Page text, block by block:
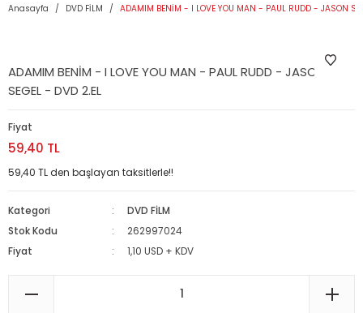
Anasayfa DVD FİLM ADAMIM BENİM - I LOVE YOU MAN - PAUL RUDD - JASON
ADAMIM BENİM - I LOVE YOU MAN - PAUL RUDD - JASON
SEGEL - DVD 2.EL
Fiyat
59,40 TL
59,40 TL den başlayan taksitlerle!!
Kategori
DVD FİLM
Stok Kodu
262997024
Fiyat
1,10 USD + KDV